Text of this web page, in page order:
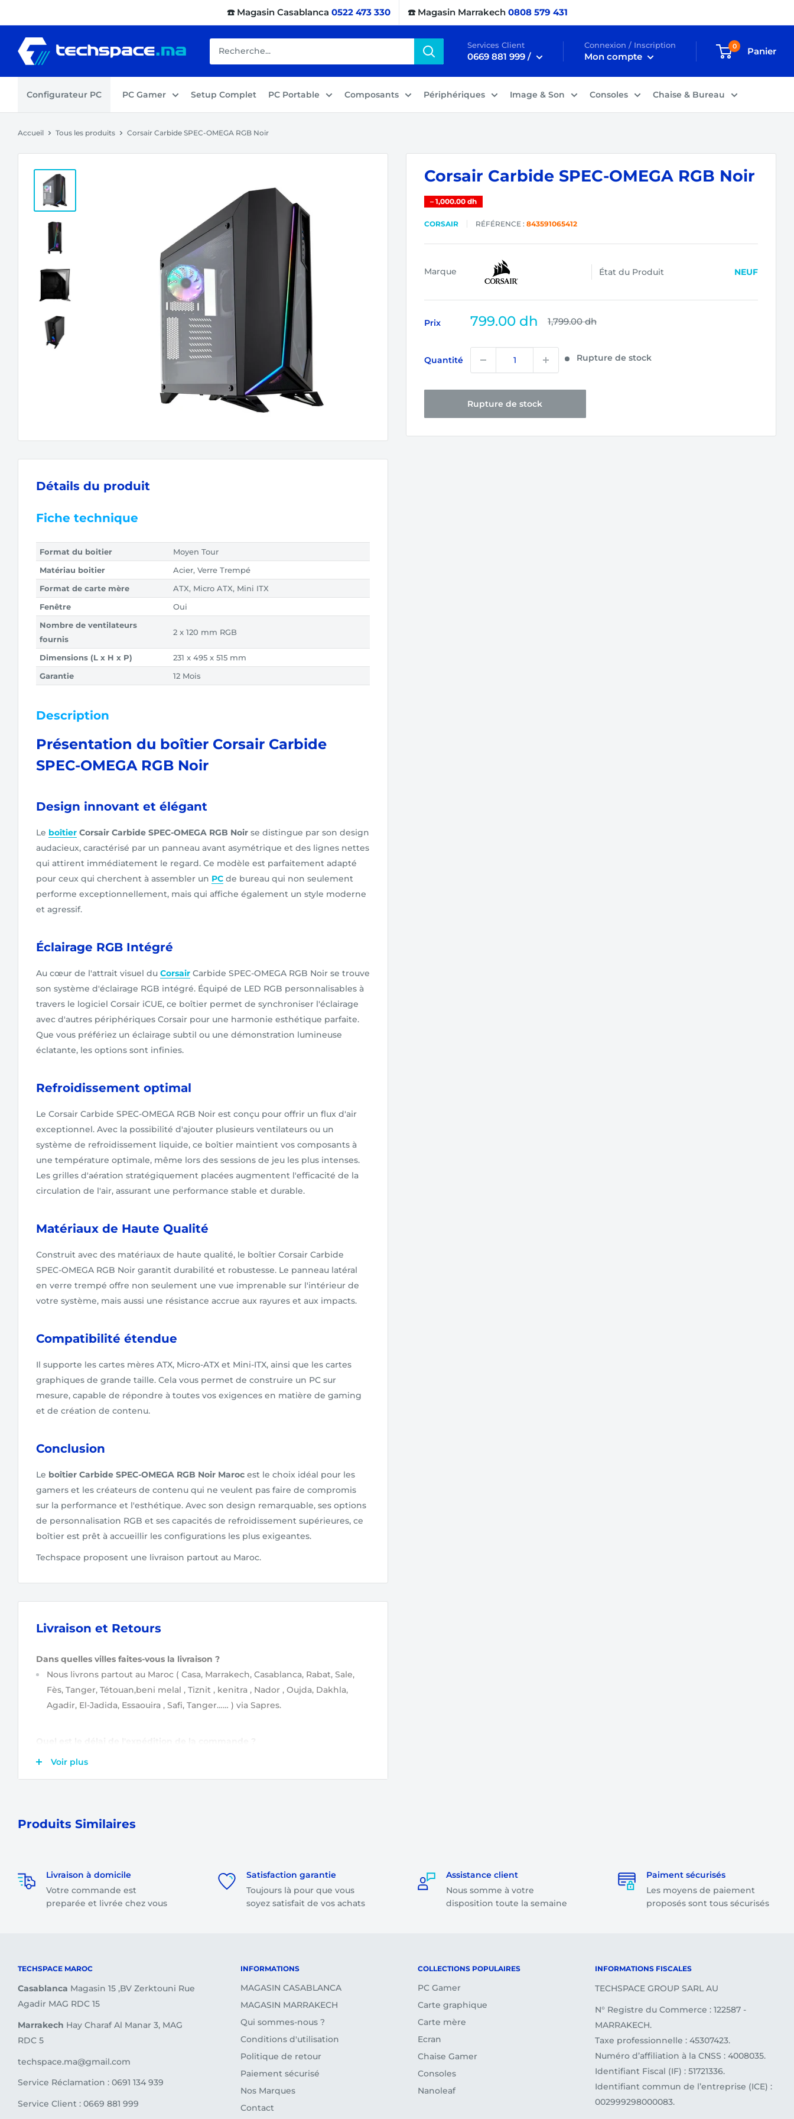
au
contenu
☎️ Magasin Casablanca 0522 473 330 ☎️ Magasin Marrakech 0808 579 431
Techspace.ma Services Client
0669 881 999 /
Connexion / Inscription
Mon compte
0 Panier
Configurateur PC PC Gamer Setup Complet PC Portable Composants Périphériques Image & Son Consoles Chaise & Bureau
Accueil Tous les produits Corsair Carbide SPEC-OMEGA RGB Noir
Corsair Carbide SPEC-OMEGA RGB Noir
– 1,000.00 dh
CORSAIR RÉFÉRENCE : 843591065412
Marque État du Produit NEUF
Prix
Prix
799.00 dh Prix
normal
1,799.00 dh
Quantité Rupture de stock
Rupture de stock
Détails du produit
Fiche technique
Format du boitier
Moyen Tour
Matériau boitier
Acier, Verre Trempé
Format de carte mère
ATX, Micro ATX, Mini ITX
Fenêtre
Oui
Nombre de ventilateurs
fournis
2 x 120 mm RGB
Dimensions (L x H x P)
231 x 495 x 515 mm
Garantie
12 Mois
Description
Présentation du boîtier Corsair Carbide
SPEC-OMEGA RGB Noir
Design innovant et élégant
Le boîtier Corsair Carbide SPEC-OMEGA RGB Noir se distingue par son design
audacieux, caractérisé par un panneau avant asymétrique et des lignes nettes
qui attirent immédiatement le regard. Ce modèle est parfaitement adapté
pour ceux qui cherchent à assembler un PC de bureau qui non seulement
performe exceptionnellement, mais qui affiche également un style moderne
et agressif.
Éclairage RGB Intégré
Au cœur de l'attrait visuel du Corsair Carbide SPEC-OMEGA RGB Noir se trouve
son système d'éclairage RGB intégré. Équipé de LED RGB personnalisables à
travers le logiciel Corsair iCUE, ce boîtier permet de synchroniser l'éclairage
avec d'autres périphériques Corsair pour une harmonie esthétique parfaite.
Que vous préfériez un éclairage subtil ou une démonstration lumineuse
éclatante, les options sont infinies.
Refroidissement optimal
Le Corsair Carbide SPEC-OMEGA RGB Noir est conçu pour offrir un flux d'air
exceptionnel. Avec la possibilité d'ajouter plusieurs ventilateurs ou un
système de refroidissement liquide, ce boîtier maintient vos composants à
une température optimale, même lors des sessions de jeu les plus intenses.
Les grilles d'aération stratégiquement placées augmentent l'efficacité de la
circulation de l'air, assurant une performance stable et durable.
Matériaux de Haute Qualité
Construit avec des matériaux de haute qualité, le boîtier Corsair Carbide
SPEC-OMEGA RGB Noir garantit durabilité et robustesse. Le panneau latéral
en verre trempé offre non seulement une vue imprenable sur l'intérieur de
votre système, mais aussi une résistance accrue aux rayures et aux impacts.
Compatibilité étendue
Il supporte les cartes mères ATX, Micro-ATX et Mini-ITX, ainsi que les cartes
graphiques de grande taille. Cela vous permet de construire un PC sur
mesure, capable de répondre à toutes vos exigences en matière de gaming
et de création de contenu.
Conclusion
Le boîtier Carbide SPEC-OMEGA RGB Noir Maroc est le choix idéal pour les
gamers et les créateurs de contenu qui ne veulent pas faire de compromis
sur la performance et l'esthétique. Avec son design remarquable, ses options
de personnalisation RGB et ses capacités de refroidissement supérieures, ce
boîtier est prêt à accueillir les configurations les plus exigeantes.
Techspace proposent une livraison partout au Maroc.
Livraison et Retours
Dans quelles villes faites-vous la livraison ?
Nous livrons partout au Maroc ( Casa, Marrakech, Casablanca, Rabat, Sale,
Fès, Tanger, Tétouan,beni melal , Tiznit , kenitra , Nador , Oujda, Dakhla,
Agadir, El-Jadida, Essaouira , Safi, Tanger…… ) via Sapres.
Après validation de votre commande
total dépasse 1500 dirhams.
Les frais de livraison sont à partir de
35 dirhamsselon le montant total de
votre commande.
Voir plus
Produits Similaires
Livraison à domicile
Votre commande est
preparée et livrée chez vous
Satisfaction garantie
Toujours là pour que vous
soyez satisfait de vos achats
Assistance client
Nous somme à votre
disposition toute la semaine
Paiment sécurisés
Les moyens de paiement
proposés sont tous sécurisés
TECHSPACE MAROC
Casablanca Magasin 15 ,BV Zerktouni Rue
Agadir MAG RDC 15
Marrakech Hay Charaf Al Manar 3, MAG
RDC 5
techspace.ma@gmail.com
Service Réclamation : 0691 134 939
Service Client : 0669 881 999
INFORMATIONS
MAGASIN CASABLANCA
MAGASIN MARRAKECH
Qui sommes-nous ?
Conditions d'utilisation
Politique de retour
Paiement sécurisé
Nos Marques
Contact
COLLECTIONS POPULAIRES
PC Gamer
Carte graphique
Carte mère
Ecran
Chaise Gamer
Consoles
Nanoleaf
INFORMATIONS FISCALES
TECHSPACE GROUP SARL AU
N° Registre du Commerce : 122587 -
MARRAKECH.
Taxe professionnelle : 45307423.
Numéro d’affiliation à la CNSS : 4008035.
Identifiant Fiscal (IF) : 51721336.
Identifiant commun de l’entreprise (ICE) :
002999298000083.